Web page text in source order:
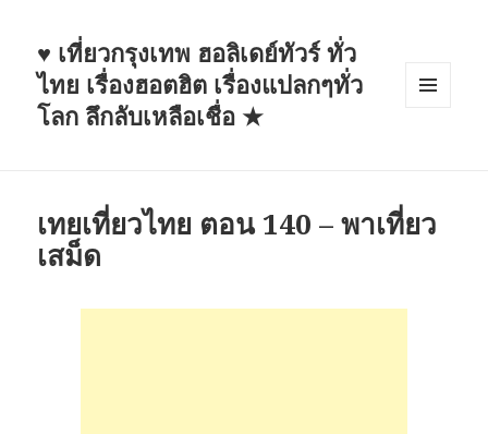
♥ เที่ยวกรุงเทพ ฮอลิเดย์ทัวร์ ทั่ว
ไทย เรื่องฮอตฮิต เรื่องแปลกๆทั่ว
โลก ลึกลับเหลือเชื่อ ★
เทยเที่ยวไทย ตอน 140 – พาเที่ยว
เสม็ด